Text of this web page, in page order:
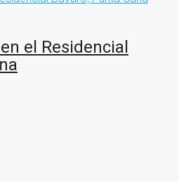
el Residencial